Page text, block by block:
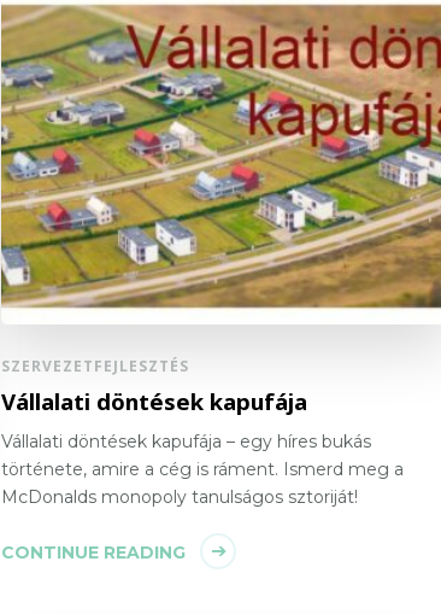
SZERVEZETFEJLESZTÉS
Vállalati döntések kapufája
Vállalati döntések kapufája – egy híres bukás
története, amire a cég is ráment. Ismerd meg a
McDonalds monopoly tanulságos sztoriját!
CONTINUE READING